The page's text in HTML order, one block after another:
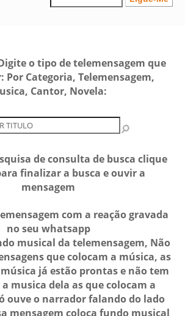
o tipo de telemensagem que
Por Categoria, Telemensagem,
Cantor, Novela:
de consulta de busca clique
finalizar a busca e ouvir a
mensagem
com a reação gravada
no seu whatsapp
musical da telemensagem, Não
que colocam a música, as
já estão prontas e não tem
musica dela as que colocam a
ouve o narrador falando do lado
mensagem coloca fundo musical